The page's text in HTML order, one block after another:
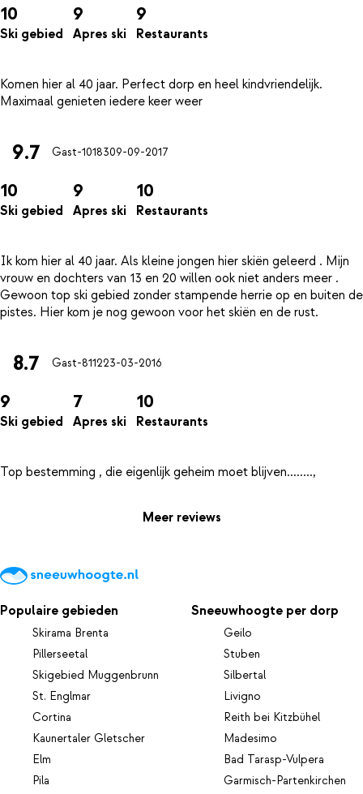
10
Ski gebied
9
Apres ski
9
Restaurants
Komen hier al 40 jaar. Perfect dorp en heel kindvriendelijk.
9.7 Gast-1018309-09-2017
10
Ski gebied
9
Apres ski
10
Restaurants
Ik kom hier al 40 jaar. Als kleine jongen hier skiën geleerd . Mijn
vrouw en dochters van 13 en 20 willen ook niet anders meer .
Gewoon top ski gebied zonder stampende herrie op en buiten de
8.7 Gast-811223-03-2016
9
Ski gebied
7
Apres ski
10
Restaurants
Meer reviews
Populaire gebieden
Skirama Brenta
Pillerseetal
Skigebied Muggenbrunn
St. Englmar
Cortina
Kaunertaler Gletscher
Elm
Pila
Sneeuwhoogte per dorp
Geilo
Stuben
Silbertal
Livigno
Reith bei Kitzbühel
Madesimo
Bad Tarasp-Vulpera
Garmisch-Partenkirchen